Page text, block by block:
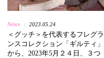
News 2023.05.24
＜グッチ＞を代表するフレグラ
ンスコレクション「ギルティ」
から、2023年5月２４日、３つ